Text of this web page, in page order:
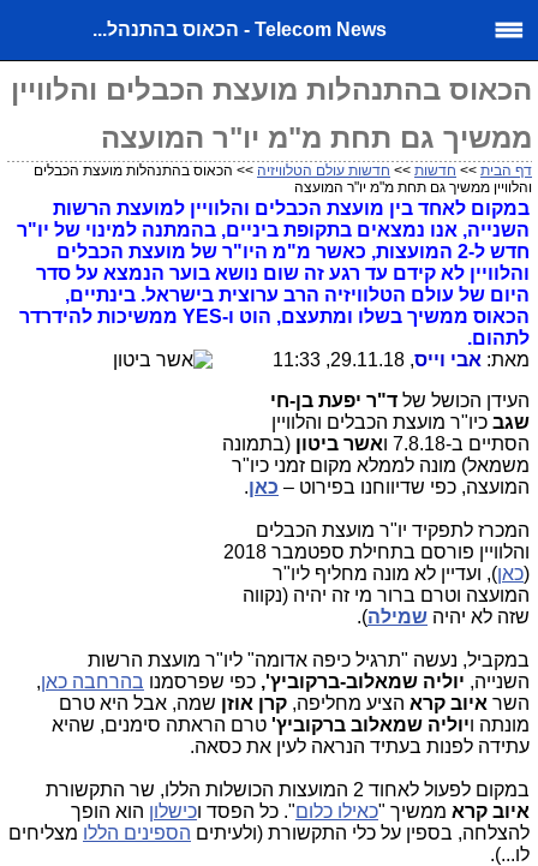
Telecom News - הכאוס בהתנהל...
הכאוס בהתנהלות מועצת הכבלים והלוויין
ממשיך גם תחת מ"מ יו"ר המועצה
דף הבית >> חדשות >> חדשות עולם הטלוויזיה >> הכאוס בהתנהלות מועצת הכבלים
והלוויין ממשיך גם תחת מ"מ יו"ר המועצה
במקום לאחד בין מועצת הכבלים והלוויין למועצת הרשות
השנייה, אנו נמצאים בתקופת ביניים, בהמתנה למינוי של יו"ר
חדש ל-2 המועצות, כאשר מ"מ היו"ר של מועצת הכבלים
והלוויין לא קידם עד רגע זה שום נושא בוער הנמצא על סדר
היום של עולם הטלוויזיה הרב ערוצית בישראל. בינתיים,
הכאוס ממשיך בשלו ומתעצם, הוט ו-YES ממשיכות להידרדר
לתהום.
מאת: אבי וייס, 29.11.18, 11:33
העידן הכושל של ד"ר יפעת בן-חי
שגב כיו"ר מועצת הכבלים והלוויין
הסתיים ב-7.8.18 ו
אשר ביטון (בתמונה
משמאל) מונה לממלא מקום זמני כיו"ר
המועצה, כפי שדיווחנו בפירוט – כאן.
המכרז לתפקיד יו"ר מועצת הכבלים
והלוויין פורסם בתחילת ספטמבר 2018
(כאן), ועדיין לא מונה מחליף ליו"ר
המועצה וטרם ברור מי זה יהיה (נקווה
שזה לא יהיה שמילה).
במקביל, נעשה "תרגיל כיפה אדומה" ליו"ר מועצת הרשות
השנייה, יוליה שמאלוב-ברקוביץ', כפי שפרסמנו בהרחבה כאן,
השר איוב קרא הציע מחליפה, קרן אוזן שמה, אבל היא טרם
מונתה ויוליה שמאלוב ברקוביץ' טרם הראתה סימנים, שהיא
עתידה לפנות בעתיד הנראה לעין את כסאה.
במקום לפעול לאחוד 2 המועצות הכושלות הללו, שר התקשורת
איוב קרא ממשיך "כאילו כלום". כל הפסד וכישלון הוא הופך
להצלחה, בספין על כלי התקשורת (ולעיתים הספינים הללו מצליחים
לו...).